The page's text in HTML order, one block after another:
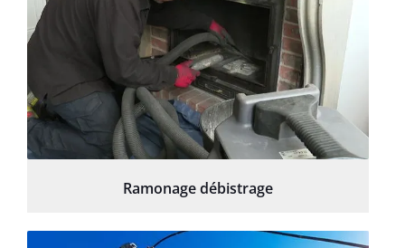
Ramonage débistrage